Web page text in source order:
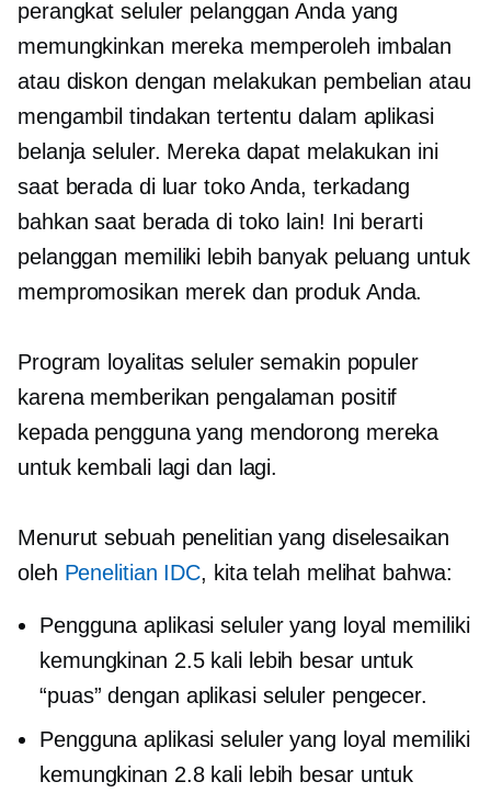
perangkat seluler pelanggan Anda yang
memungkinkan mereka memperoleh imbalan
atau diskon dengan melakukan pembelian atau
mengambil tindakan tertentu dalam aplikasi
belanja seluler. Mereka dapat melakukan ini
saat berada di luar toko Anda, terkadang
bahkan saat berada di toko lain! Ini berarti
pelanggan memiliki lebih banyak peluang untuk
mempromosikan merek dan produk Anda.
Program loyalitas seluler semakin populer
karena memberikan pengalaman positif
kepada pengguna yang mendorong mereka
untuk kembali lagi dan lagi.
Menurut sebuah penelitian yang diselesaikan
oleh Penelitian IDC, kita telah melihat bahwa:
Pengguna aplikasi seluler yang loyal memiliki
kemungkinan 2.5 kali lebih besar untuk
“puas” dengan aplikasi seluler pengecer.
Pengguna aplikasi seluler yang loyal memiliki
kemungkinan 2.8 kali lebih besar untuk